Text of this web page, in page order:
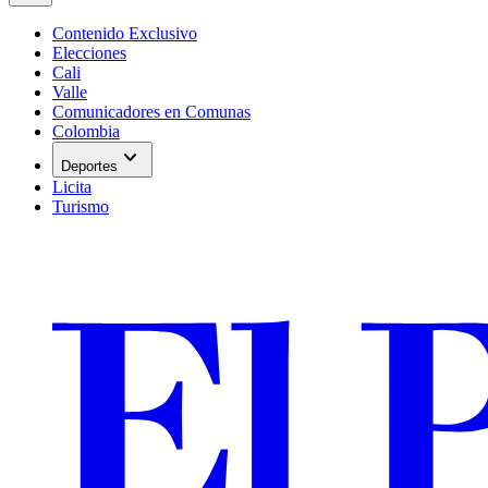
Contenido Exclusivo
Elecciones
Cali
Valle
Comunicadores en Comunas
Colombia
Deportes expand_more
Licita
Turismo